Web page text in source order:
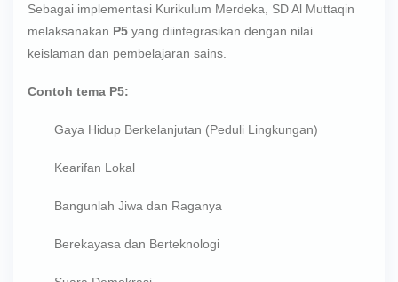
Sebagai implementasi Kurikulum Merdeka, SD Al Muttaqin
melaksanakan P5 yang diintegrasikan dengan nilai
keislaman dan pembelajaran sains.
Contoh tema P5:
Gaya Hidup Berkelanjutan (Peduli Lingkungan)
Kearifan Lokal
Bangunlah Jiwa dan Raganya
Berekayasa dan Berteknologi